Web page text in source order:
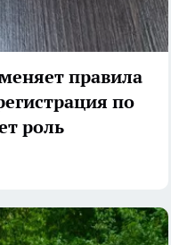
правила
по
роль